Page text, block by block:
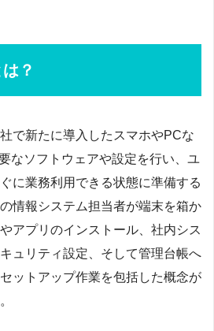
？
で新たに導入したスマホやPCな
なソフトウェアや設定を行い、ユ
に業務利用できる状態に準備する
情報システム担当者が端末を箱か
アプリのインストール、社内シス
ュリティ設定、そして管理台帳へ
ットアップ作業を包括した概念が